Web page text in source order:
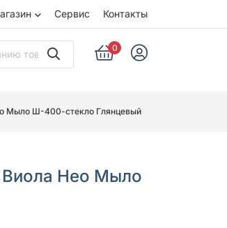
Сервис Контакты
0
Мыло Ш-400-стекло Глянцевый
Виола Нео Мыло